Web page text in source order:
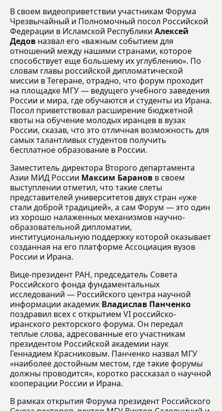
В своем видеоприветствии участникам Форума
Чрезвычайный и Полномочный посол Российской
Федерации в Исламской Республики Алексей
Дедов назвал его «важным событием для
отношений между нашими странами, которое
способствует еще большему их углублению». По
словам главы российской дипломатической
миссии в Тегеране, отрадно, что форум проходит
на площадке МГУ — ведущего учебного заведения
России и мира, где обучаются и студенты из Ирана.
Посол приветствовал расширение бюджетной
квоты на обучение молодых иранцев в вузах
России, сказав, что это отличная возможность для
самых талантливых студентов получить
бесплатное образование в России.
Заместитель директора Второго департамента
Азии МИД России Максим Баранов в своем
выступлении отметил, что такие слеты
представителей университетов двух стран «уже
стали доброй традицией», а сам Форум — это один
из хорошо налаженных механизмов научно-
образовательной дипломатии,
институциональную поддержку которой оказывает
созданная на его платформе Ассоциация вузов
России и Ирана.
Вице-президент РАН, председатель Совета
Российского фонда фундаментальных
исследований — Российского центра научной
информации академик Владислав Панченко
поздравил всех с открытием VI российско-
иранского ректорского форума. Он передал
теплые слова, адресованные его участникам
президентом Российской академии наук
Геннадием Красниковым. Панченко назвал МГУ
«наиболее достойным местом, где такие форумы
должны проводится», коротко рассказал о научной
кооперации России и Ирана.
В рамках открытия Форума президент Российского